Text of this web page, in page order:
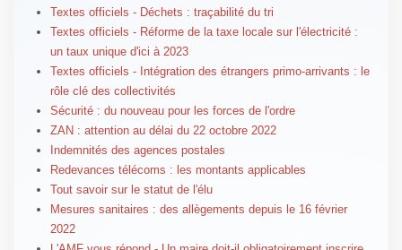
Textes officiels - Déchets : traçabilité du tri
Textes officiels - Réforme de la taxe locale sur l'électricité :
un taux unique d'ici à 2023
Textes officiels - Intégration des étrangers primo-arrivants : le
rôle clé des collectivités
Sécurité : du nouveau pour les forces de l'ordre
ZAN : attention au délai du 22 octobre 2022
Indemnités des agences postales
Redevances télécoms : les montants applicables
Tout savoir sur le statut de l'élu
Mesures sanitaires : des allègements depuis le 16 février
2022